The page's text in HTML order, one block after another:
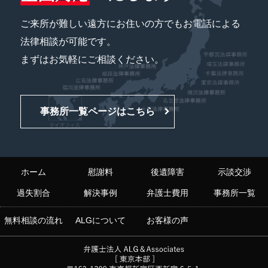
ご来所が難しい遠方にお住いの方でもお電話による
法律相談が可能です。
まずはお気軽にご相談ください。
事務所一覧ページはこちら
ホーム 慰謝料 後遺障害 示談交渉
過失割合 解決事例 弁護士費用 事務所一覧
無料相談の流れ ALGについて お客様の声